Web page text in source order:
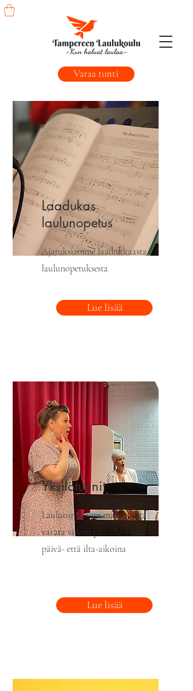
Varaa tunti
Laadukas
laulunopetus
Ajatuksiamme laadukkaasta
laulunopetuksesta
Lue lisää
Yksilötunnit
Laulutunteja on mahdollista
varata viikon päivälle - sekä
päivä- että ilta-aikoina
Lue lisää